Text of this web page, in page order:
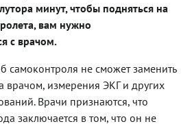
минут, чтобы подняться на
вам нужно
с врачом.
самоконтроля не сможет заменить
врачом, измерения ЭКГ и других
Врачи признаются, что
заключается в том, что он не